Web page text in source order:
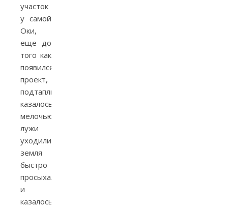
участок
у самой
Оки,
еще до
того как
появился
проект,
подтапливание
казалось
мелочью:
лужи
уходили,
земля
быстро
просыхала,
и
казалось,